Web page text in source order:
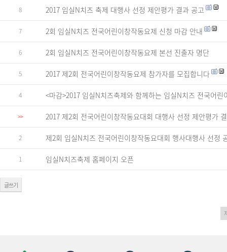
8 2017 임실N치즈 축제 대행사 선정 제안평가 결과 공고
7 2회 임실N치즈 전국어린이창작동요제 신청 마감 안내
6 2회 임실N치즈 전국어린이창작동요제 본선 진출자 명단
5 2017 제2회 전국어린이창작동요제 참가자를 모집합니다
4 <마감>2017 임실N치즈축제와 함께하는 임실N치즈 전국어린
>> 2017 제2회 전국어린이창작동요대회 대행사 선정 제안평가
2 제2회 임실N치즈 전국어린이창작동요대회 행사대행사 선정
1 임실N치즈축제 홈페이지 오픈
글쓰기